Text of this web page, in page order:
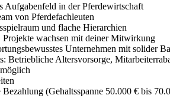
Aufgabenfeld in der Pferdewirtschaft
von Pferdefachleuten
und flache Hierarchien
Projekte wachsen mit deiner Mitwirkung
Unternehmen mit solider
Betriebliche Altersvorsorge,
Bezahlung (Gehaltsspanne 50.000 € bis